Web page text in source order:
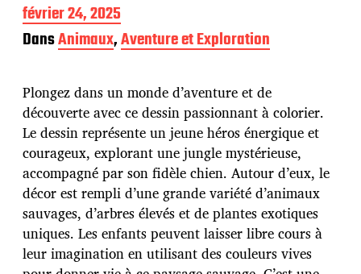
D
a
t
e
p
u
b
l
i
c
a
t
i
o
février 24, 2025
DansAnimaux,Aventure et Exploration
Plongez dans un monde d’aventure et de
découverte avec ce dessin passionnant à colorier.
Le dessin représente un jeune héros énergique et
courageux, explorant une jungle mystérieuse,
accompagné par son fidèle chien. Autour d’eux, le
décor est rempli d’une grande variété d’animaux
sauvages, d’arbres élevés et de plantes exotiques
uniques. Les enfants peuvent laisser libre cours à
leur imagination en utilisant des couleurs vives